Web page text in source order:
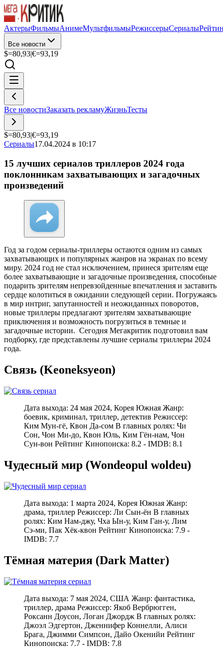
АктерыФильмыАнимеМультфильмыРежиссерыСериалы
Все новости
$=80,93|€=93,19
Все новостиЗаказать рекламуЖизньТесты
$=80,93|€=93,19
Сериалы17.04.2024 в 10:17
15 лучших сериалов триллеров 2024 года
поклонникам захватывающих и загадочных
произведений
Год за годом сериалы-триллеры остаются одним из самых
захватывающих и популярных жанров на экранах по всему
миру. 2024 год не стал исключением, принеся зрителям еще
более захватывающие и загадочные произведения, способные
подарить зрителям непревзойденные впечатления и заставить
сердце колотиться в ожидании следующей серии. Погружаясь
в мир интриг, запутанностей и неожиданных поворотов,
новые триллеры предлагают зрителям захватывающие
приключения и возможность погрузиться в темные и
загадочные истории. Сегодня Мегакритик подготовил вам
подборку, где представлены лучшие сериалы триллеры 2024
года.
Связь (Keoneksyeon)
Дата выхода: 24 мая 2024, Корея Южная Жанр:
боевик, криминал, триллер, детектив Режиcсер:
Ким Мун-гё, Квон Да-сом В главных ролях: Чи
Сон, Чон Ми-до, Квон Юль, Ким Гён-нам, Чон
Сун-вон Рейтинг Кинопоиска: 8.2 - IMDB: 8.1
Чудесный мир (Wondeopul woldeu)
Дата выхода: 1 марта 2024, Корея Южная Жанр:
драма, триллер Режиcсер: Ли Сын-ён В главных
ролях: Ким Нам-джу, Чха Ын-у, Ким Ган-у, Лим
Сэ-ми, Пак Хёк-квон Рейтинг Кинопоиска: 7.9 -
IMDB: 7.7
Тёмная материя (Dark Matter)
Дата выхода: 7 мая 2024, США Жанр: фантастика,
триллер, драма Режиcсер: Якоб Вербрюгген,
Роксанн Доусон, Логан Джордж В главных ролях:
Джоэл Эдгертон, Дженнифер Коннелли, Алиси
Брага, Джимми Симпсон, Дайо Окенийи Рейтинг
Кинопоиска: 7.7 - IMDB: 7.8